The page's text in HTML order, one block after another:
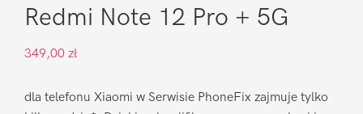
Redmi Note 12 Pro + 5G
349,00 zł
dla telefonu Xiaomi w Serwisie PhoneFix zajmuje tylko